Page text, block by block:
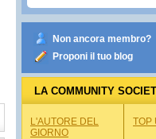
Non ancora membro?
Proponi il tuo blog
LA COMMUNITY
L'AUTORE DEL
GIORNO
TOP